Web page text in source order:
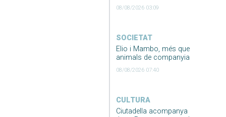
08/08/2026 03:09
SOCIETAT
Elio i Mambo, més que
animals de companyia
08/08/2026 07:40
CULTURA
Ciutadella acompanya